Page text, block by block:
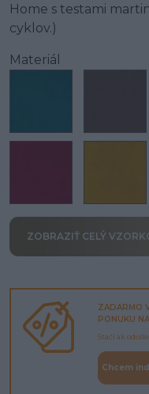
Home s testami
cyklov.)
Materiál
ZOBRAZIŤ CELÝ
ZADARMO
PONUKU
Stačí ak
Chcem